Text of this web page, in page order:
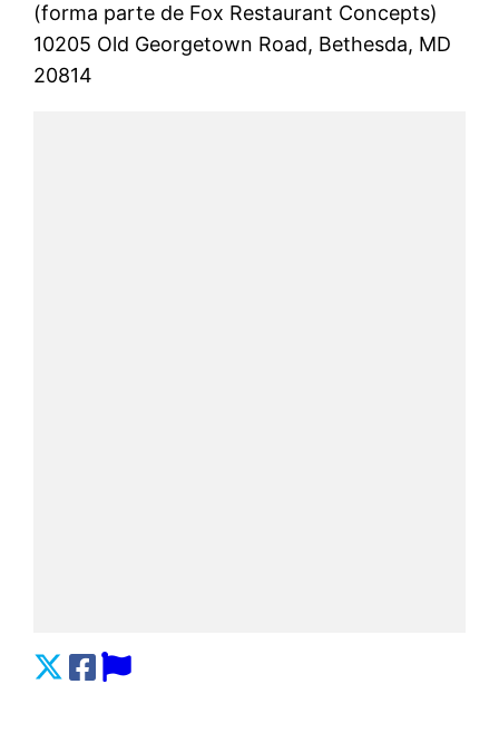
(forma parte de Fox Restaurant Concepts)
10205 Old Georgetown Road, Bethesda, MD
20814